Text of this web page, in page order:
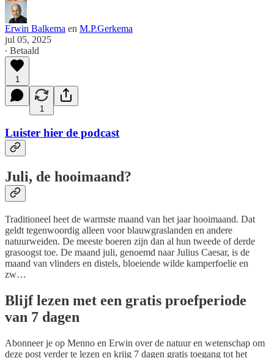
Erwin Balkema en M.P.Gerkema
jul 05, 2025
∙ Betaald
1
1
Luister hier de podcast
Juli, de hooimaand?
Traditioneel heet de warmste maand van het jaar hooimaand. Dat
geldt tegenwoordig alleen voor blauwgraslanden en andere
natuurweiden. De meeste boeren zijn dan al hun tweede of derde
grasoogst toe. De maand juli, genoemd naar Julius Caesar, is de
maand van vlinders en distels, bloeiende wilde kamperfoelie en
zw…
Blijf lezen met een gratis proefperiode
van 7 dagen
Abonneer je op Menno en Erwin over de natuur en wetenschap om
deze post verder te lezen en krijg 7 dagen gratis toegang tot het